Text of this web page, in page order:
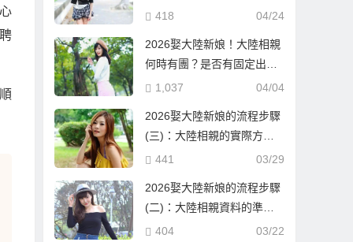
隨便也要60萬！到底差在哪
04/24
418
2026娶大陸新娘！大陸相親
何時有團？是否有固定出團
日期？
04/04
1,037
2026娶大陸新娘的流程步驟
(三)：大陸相親的實際方式
與流程！
03/29
441
2026娶大陸新娘的流程步驟
(二)：大陸相親資料的準備
與報名確認！
03/22
404